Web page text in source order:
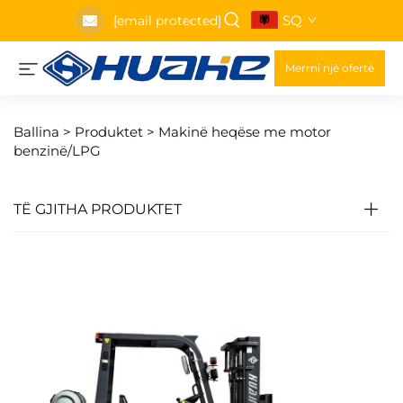
[email protected] SQ
Merrni një ofertë
Ballina > Produktet > Makinë heqëse me motor
benzinë/LPG
TË GJITHA PRODUKTET